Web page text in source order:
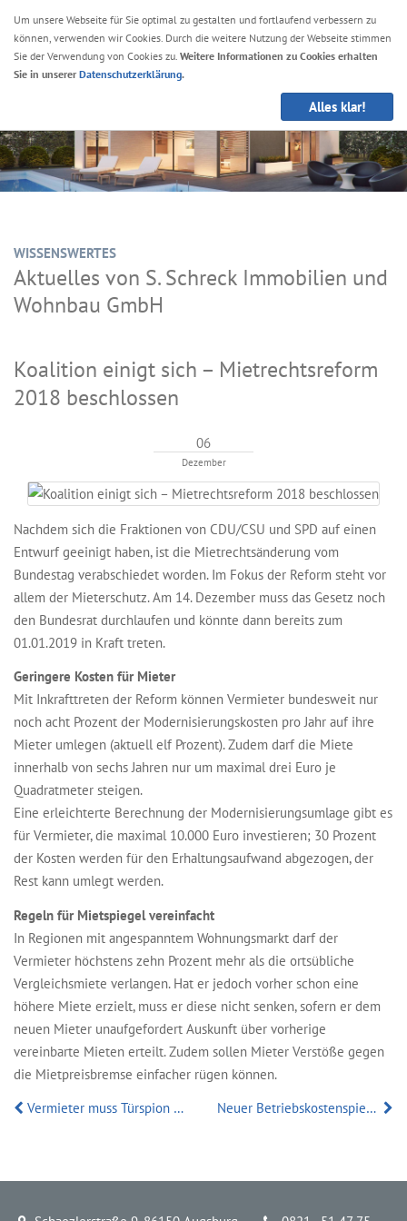
WISSENSWERTES
Aktuelles von S. Schreck Immobilien und
Wohnbau GmbH
Koalition einigt sich – Mietrechtsreform
2018 beschlossen
06
Dezember
Nachdem sich die Fraktionen von CDU/CSU und SPD auf einen
Entwurf geeinigt haben, ist die Mietrechtsänderung vom
Bundestag verabschiedet worden. Im Fokus der Reform steht vor
allem der Mieterschutz. Am 14. Dezember muss das Gesetz noch
den Bundesrat durchlaufen und könnte dann bereits zum
01.01.2019 in Kraft treten.
Geringere Kosten für Mieter
Mit Inkrafttreten der Reform können Vermieter bundesweit nur
noch acht Prozent der Modernisierungskosten pro Jahr auf ihre
Mieter umlegen (aktuell elf Prozent). Zudem darf die Miete
innerhalb von sechs Jahren nur um maximal drei Euro je
Quadratmeter steigen.
Eine erleichterte Berechnung der Modernisierungsumlage gibt es
für Vermieter, die maximal 10.000 Euro investieren; 30 Prozent
der Kosten werden für den Erhaltungsaufwand abgezogen, der
Rest kann umlegt werden.
Regeln für Mietspiegel vereinfacht
In Regionen mit angespanntem Wohnungsmarkt darf der
Vermieter höchstens zehn Prozent mehr als die ortsübliche
Vergleichsmiete verlangen. Hat er jedoch vorher schon eine
höhere Miete erzielt, muss er diese nicht senken, sofern er dem
neuen Mieter unaufgefordert Auskunft über vorherige
vereinbarte Mieten erteilt. Zudem sollen Mieter Verstöße gegen
die Mietpreisbremse einfacher rügen können.
Vermieter muss Türspion dulden
Neuer Betriebskostenspiegel für Deutschland
Um unsere Webseite für Sie optimal zu gestalten und fortlaufend verbessern zu
können, verwenden wir Cookies. Durch die weitere Nutzung der Webseite stimmen
Sie der Verwendung von Cookies zu. Weitere Informationen zu Cookies erhalten
Sie in unserer Datenschutzerklärung.
Alles klar!